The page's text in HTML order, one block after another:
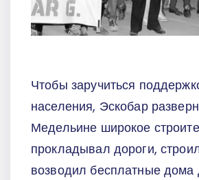
Чтобы заручиться
населения, Эскобар
Медельине широкое
прокладывал дороги,
возводил бесплатные